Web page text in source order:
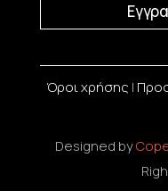
Όροι χρήσης |
Designed by